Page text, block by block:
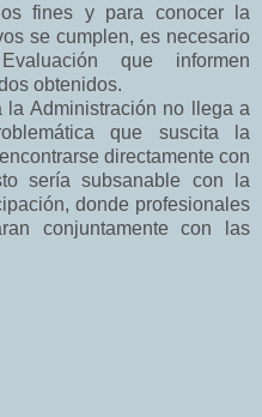
fines y para conocer la
se cumplen, es necesario
que informen
obtenidos.
Administración no llega a
que suscita la
directamente con
sería subsanable con la
donde profesionales
conjuntamente con las